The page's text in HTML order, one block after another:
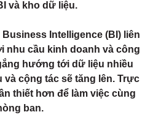
và kho dữ liệu.
Intelligence (BI) liên
nhu cầu kinh doanh và công
hướng tới dữ liệu nhiều
cộng tác sẽ tăng lên. Trực
thiết hơn để làm việc cùng
ban.